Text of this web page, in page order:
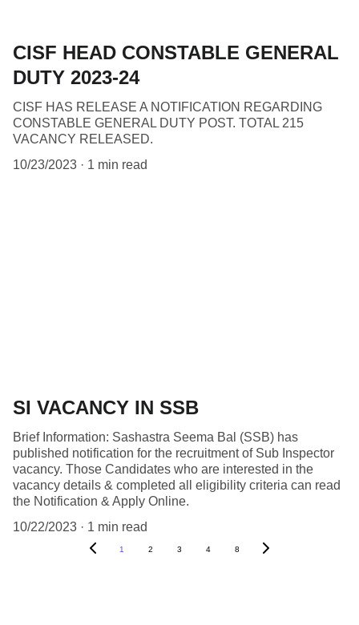
CISF HEAD CONSTABLE GENERAL
DUTY 2023-24
CISF HAS RELEASE A NOTIFICATION REGARDING
CONSTABLE GENERAL DUTY POST. TOTAL 215
VACANCY RELEASED.
10/23/2023
1 min read
SI VACANCY IN SSB
Brief Information: Sashastra Seema Bal (SSB) has
published notification for the recruitment of Sub Inspector
vacancy. Those Candidates who are interested in the
vacancy details & completed all eligibility criteria can read
the Notification & Apply Online.
10/22/2023
1 min read
1 2 3 4 8